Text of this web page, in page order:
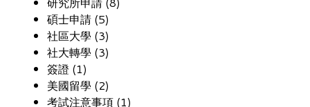
碩士申請 (5)
社區大學 (3)
社大轉學 (3)
簽證 (1)
美國留學 (2)
考試注意事項 (1)